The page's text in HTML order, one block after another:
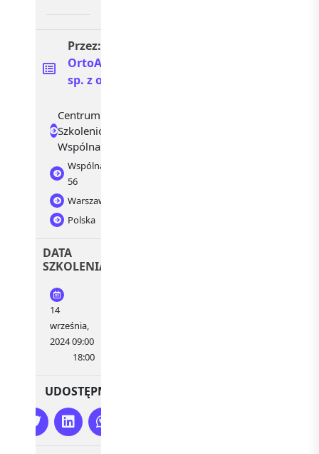
Przez:
OrtoArte
sp. z o.o.
Centrum
Szkoleniowe
Wspólna
Wspólna
56
Warszawa
Polska
DATA
SZKOLENIA
14
września,
2024 09:00
18:00
UDOSTĘPNIJ